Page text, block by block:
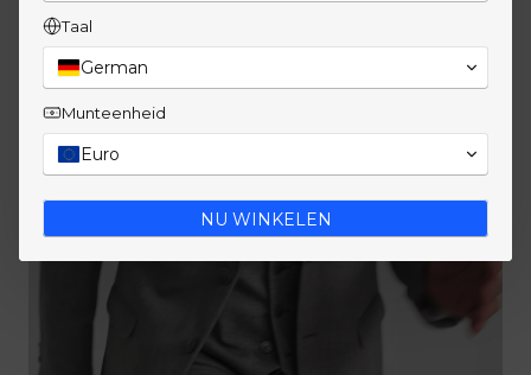
Taal
German
Munteenheid
Euro
NU WINKELEN